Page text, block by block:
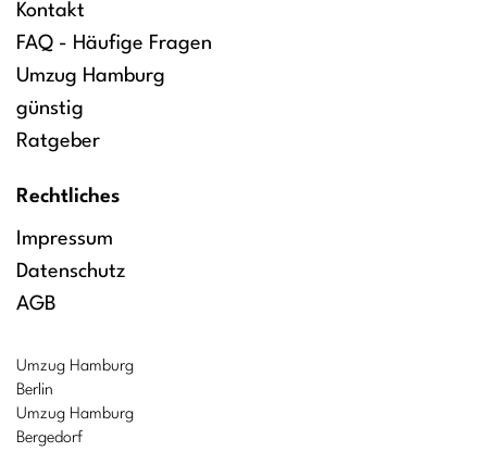
Kontakt
FAQ - Häufige Fragen
Umzug Hamburg
günstig
Ratgeber
Rechtliches
Impressum
Datenschutz
AGB
Umzug Hamburg
Berlin
Umzug Hamburg
Bergedorf